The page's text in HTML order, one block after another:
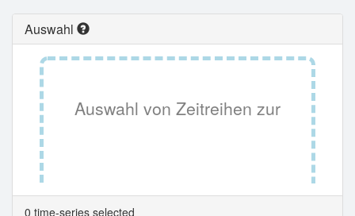
Auswahl
Auswahl von Zeitreihen zur
Tabellenansicht.
0 time-series selected